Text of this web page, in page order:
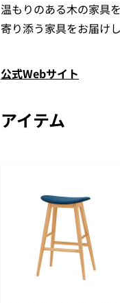
温もりのある木の家具
寄り添う家具をお届けし
公式Webサイト
アイテム